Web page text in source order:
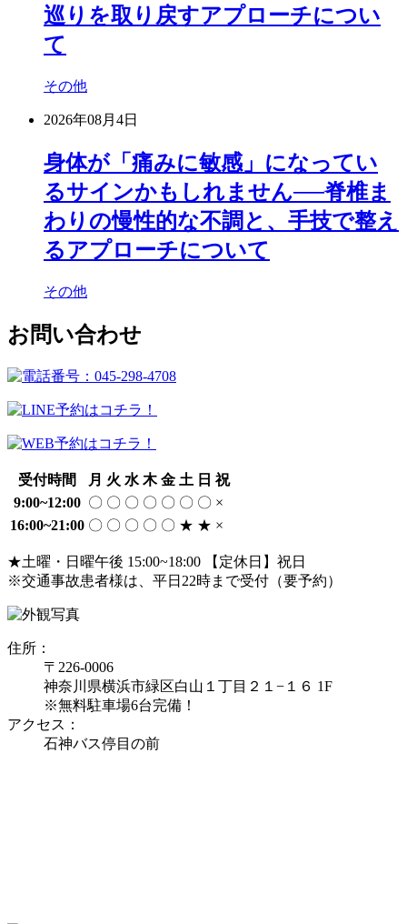
巡りを取り戻すアプローチについ
て
その他
2026年08月4日
身体が「痛みに敏感」になってい
るサインかもしれません──脊椎ま
わりの慢性的な不調と、手技で整え
るアプローチについて
その他
お問い合わせ
受付時間 月 火 水 木 金 土 日 祝
9:00~12:00 〇 〇 〇 〇 〇 〇 〇 ×
16:00~21:00 〇 〇 〇 〇 〇 ★ ★ ×
★⼟曜・⽇曜午後 15:00~18:00 【定休日】祝⽇
※交通事故患者様は、平⽇22時まで受付（要予約）
住所：
〒226-0006
神奈川県横浜市緑区白山１丁目２１−１６ 1F
※無料駐車場6台完備！
アクセス：
石神バス停目の前